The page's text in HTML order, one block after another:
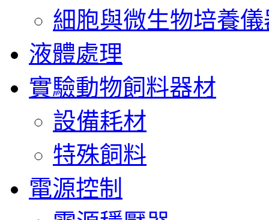
細胞與微生物培養
液體處理
實驗動物飼料器材
設備耗材
特殊飼料
電源控制